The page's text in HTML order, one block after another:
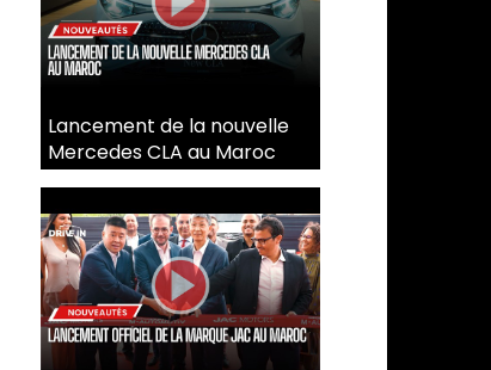
Lancement de la nouvelle
Mercedes CLA au Maroc